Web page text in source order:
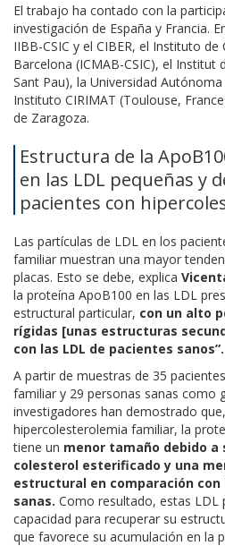
El trabajo ha contado con la
investigación de España y Francia.
IIBB-CSIC y el CIBER, el Instituto
Barcelona (ICMAB-CSIC), el Institut
Sant Pau), la Universidad
Instituto CIRIMAT (Toulouse,
de Zaragoza.
Estructura de la
en las LDL pequeñas y
pacientes con
Las partículas de LDL en los
familiar muestran una mayor
placas. Esto se debe, explica
la proteína ApoB100 en las LDL
estructural particular, con un alto
rígidas [unas estructuras
con las LDL de pacientes sanos”.
A partir de muestras de 35
familiar y 29 personas sanas como
investigadores han demostrado
hipercolesterolemia familiar, la
tiene un menor tamaño debido
colesterol esterificado y una
estructural en comparación con
sanas. Como resultado, estas LDL
capacidad para recuperar su
que favorece su acumulación en la